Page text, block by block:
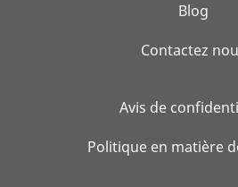
Blog
Contactez
Avis de
Politique en matière